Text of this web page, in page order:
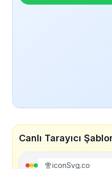
Canlı Tarayıcı
iconSvg.co